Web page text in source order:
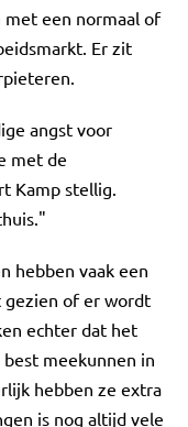
met een normaal of
Er zit
angst voor
met de
Kamp stellig.
hebben vaak een
gezien of er wordt
echter dat het
meekunnen in
hebben ze extra
is nog altijd vele